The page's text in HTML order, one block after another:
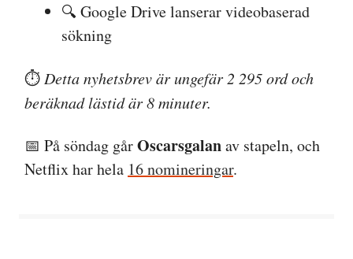
🔍 Google Drive lanserar videobaserad
sökning
⏱️ Detta nyhetsbrev är ungefär 2 295 ord och
beräknad lästid är 8 minuter.
📅 På söndag gårOscarsgalanav stapeln, och
Netflix har hela 16 nomineringar.